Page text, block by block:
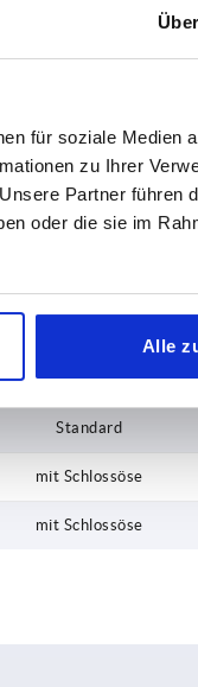
für soziale Medien
zu Ihrer
Partner führen
oder die sie im
Alle
1-3 Tage
4-20 Tage
Form-Typ
Standard
Standard
mit Schlossöse
mit Schlossöse